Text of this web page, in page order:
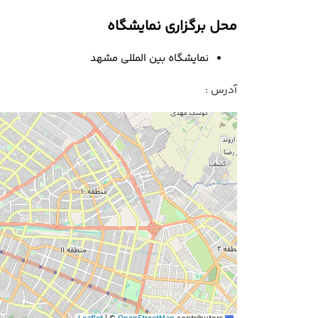
محل برگزاری نمایشگاه
نمایشگاه بین المللی مشهد
آدرس :